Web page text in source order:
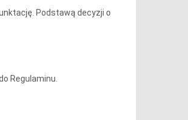
Podstawą decyzji o
Regulaminu.